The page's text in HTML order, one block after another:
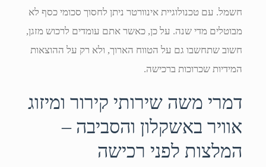
חשמל. עם טכנולוגיית אינוורטר ניתן לחסוך סכומי כסף לא
מבוטלים מדי שנה. על כן, כאשר אתם עומדים לרכוש מזגן,
חשוב שתחשבו גם על הטווח הארוך, ולא רק על ההוצאות
המידיות שכרוכות ברכישה.
דמרי משה שירותי קירור ומיזוג
אוויר באשקלון והסביבה –
המלצות לפני רכישה